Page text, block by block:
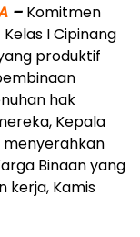
– Komitmen
I Cipinang
produktif
hak
Kepala
menyerahkan
Binaan yang
kerja, Kamis